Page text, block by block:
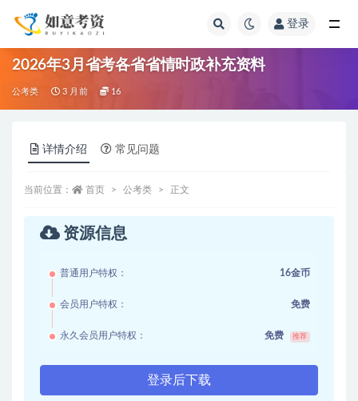
登录
2026年3月省考各省省情时政补充资料
公考类 3 月前 16
详情介绍 常见问题
当前位置： 首页 公考类 正文
资源信息
普通用户特权： 16金币
会员用户特权： 免费
永久会员用户特权： 免费 推荐
登录后下载